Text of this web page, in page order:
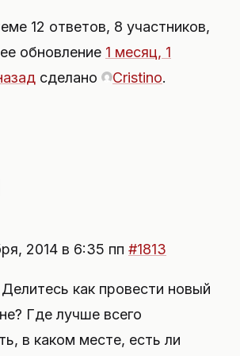
12 ответов, 8 участников,
обновление 1 месяц, 1
сделано Cristino.
2014 в 6:35 пп #1813
как провести новый
Где лучше всего
в каком месте, есть ли